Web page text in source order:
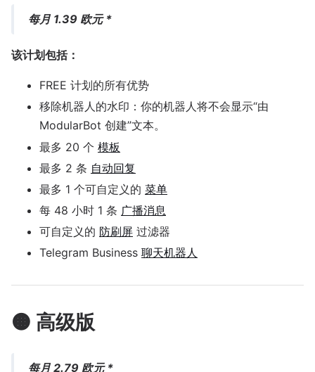
每月 1.39 欧元 *
该计划包括：
FREE 计划的所有优势
移除机器人的水印：你的机器人将不会显示“由
ModularBot 创建”文本。
最多 20 个 模板
最多 2 条 自动回复
最多 1 个可自定义的 菜单
每 48 小时 1 条 广播消息
可自定义的 防刷屏 过滤器
Telegram Business 聊天机器人
🟠 高级版
每月 2.79 欧元 *